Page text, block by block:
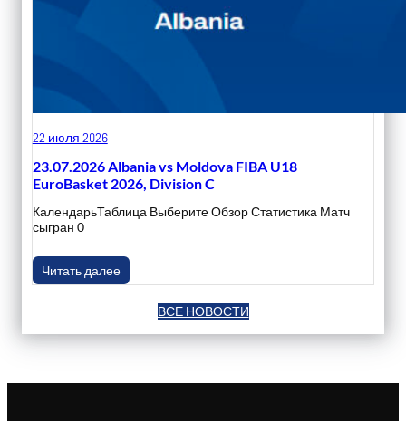
22 июля 2026
23.07.2026 Albania vs Moldova FIBA U18
EuroBasket 2026, Division C
КалендарьТаблица Выберите Обзор Статистика Матч
сыгран 0
Читать далее
ВСЕ НОВОСТИ